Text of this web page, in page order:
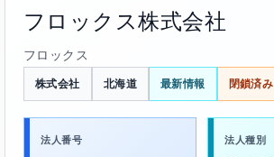
フロックス株式会社
フロックス
株式会社 北海道 最新情報 閉鎖済み
法人番号 法人種別